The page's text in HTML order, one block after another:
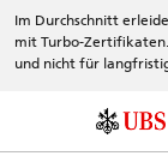
Im Durchschnitt
mit Turbo-
und nicht für